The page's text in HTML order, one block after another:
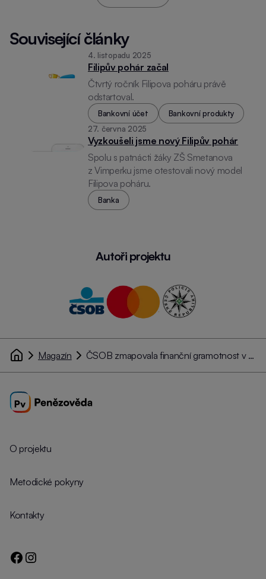
Související články
4. listopadu 2025
Filipův pohár začal
Čtvrtý ročník Filipova poháru právě
odstartoval.
Bankovní účet
Bankovní produkty
27. června 2025
Vyzkoušeli jsme nový Filipův pohár
Spolu s patnácti žáky ZŠ Smetanova
z Vimperku jsme otestovali nový model
Filipova poháru.
Banka
Autoři projektu
Magazín ČSOB zmapovala finanční gramotnost v ČR: 22 % Čechů je vysoce finančně gramotných, 8 % jsou „finanční nemluvňata“
O projektu
Metodické pokyny
Kontakty